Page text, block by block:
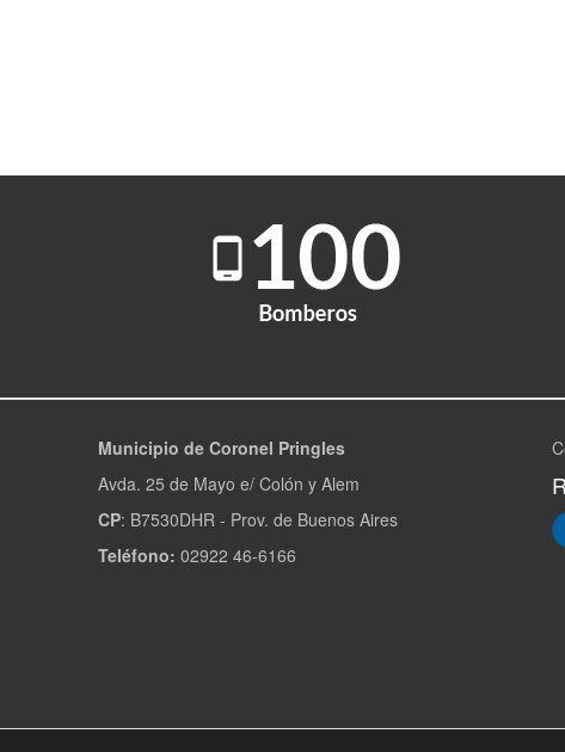
Municipio de Coronel Pringles
Avda. 25 de Mayo e/ Colón y Alem
CP: B7530DHR - Prov. de Buenos Aires
Teléfono: 02922 46-6166